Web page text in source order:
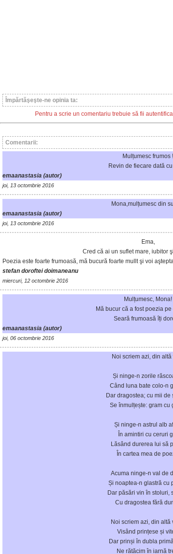
Împărtăşeşte-ne opinia ta:
Pentru a scrie un comentariu trebuie să fii
Comentarii:
Mulțumesc frumos !
Revin de fiecare dată
emaanastasia (autor)
joi, 13 octombrie 2016
Mona,mulțumesc din
emaanastasia (autor)
joi, 13 octombrie 2016
Ema,
Cred că ai un suflet mare, iubitor
Poezia este foarte frumoasă, mă bucură foarte mullt şi voi
stefan doroftei doimaneanu
miercuri, 12 octombrie 2016
Mulțumesc, Mona!
Mă bucur că a fost poezia
Seară frumoasă îți
emaanastasia (autor)
joi, 06 octombrie 2016
Noi scriem azi, din altă
Și ninge-n zorile
Când luna bate colo-n
Dar dragostea; cu mii de
Se înmulțește: gram cu
Și ninge-n astrul alb
În amintiri cu ceruri
Lăsând durerea lui să
În cartea mea de
Acuma ninge-n val de
Și noaptea-n glastră cu
Dar păsări vin în stoluri,
Cu dragostea fără
Noi scriem azi, din altă
Visând prințese și
Dar prinși în dubla
Ne rătăcim în iarnă